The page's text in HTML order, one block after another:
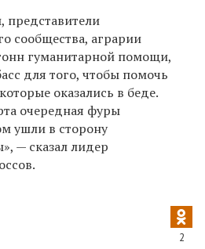
представители
сообщества, аграрии
гуманитарной помощи,
для того, чтобы помочь
оказались в беде.
очередная фуры
ушли в сторону
— сказал лидер
2